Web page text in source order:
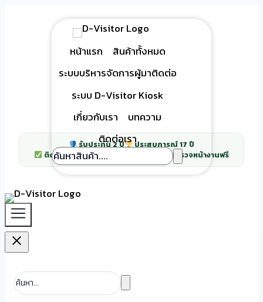
หน้าแรก
สินค้าทั้งหมด
ระบบบริหารจัดการผู้มาติดต่อ
ระบบ D-Visitor Kiosk
เกี่ยวกับเรา
บทความ
ติดต่อเรา
รับประกัน 2 ปี
ประสบการณ์ 17 ปี
ติดตั้งกว่า 500 โครงการทั่วประเทศ
สำรวจหน้างานฟรี